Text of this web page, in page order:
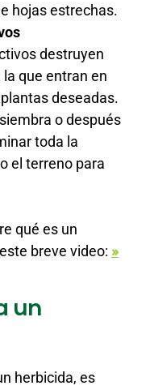
hojas estrechas.
destruyen
que entran en
deseadas.
o después
toda la
el terreno para
qué es un
breve video: »
un
herbicida, es